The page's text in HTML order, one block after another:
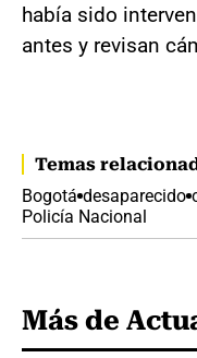
había sido
antes y revisan
Temas
Bogotá desaparecido
Policía Nacional
Más de